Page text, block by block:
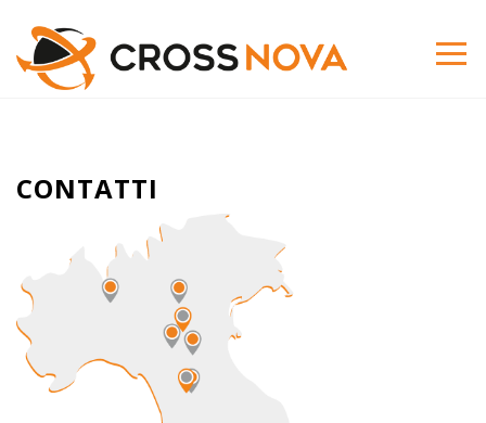
CONTATTI